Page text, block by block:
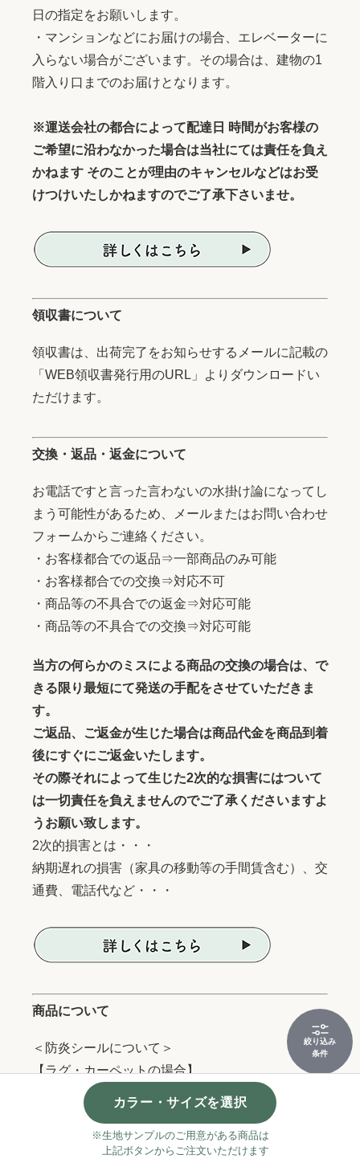
絞り込み
条件
カラー・サイズを選択
※生地サンプルのご用意がある商品は
上記ボタンからご注文いただけます
日の指定をお願いします。
・マンションなどにお届けの場合、エレベーターに
入らない場合がございます。その場合は、建物の1
階入り口までのお届けとなります。
※運送会社の都合によって配達日 時間がお客様の
ご希望に沿わなかった場合は当社にては責任を負え
かねます そのことが理由のキャンセルなどはお受
けつけいたしかねますのでご了承下さいませ。
領収書について
領収書は、出荷完了をお知らせするメールに記載の
「WEB領収書発行用のURL」よりダウンロードい
ただけます。
交換・返品・返金について
お電話ですと言った言わないの水掛け論になってし
まう可能性があるため、メールまたはお問い合わせ
フォームからご連絡ください。
・お客様都合での返品⇒一部商品のみ可能
・お客様都合での交換⇒対応不可
・商品等の不具合での返金⇒対応可能
・商品等の不具合での交換⇒対応可能
当方の何らかのミスによる商品の交換の場合は、で
きる限り最短にて発送の手配をさせていただきま
す。
ご返品、ご返金が生じた場合は商品代金を商品到着
後にすぐにご返金いたします。
その際それによって生じた2次的な損害にはついて
は一切責任を負えませんのでご了承くださいますよ
うお願い致します。
2次的損害とは・・・
納期遅れの損害（家具の移動等の手間賃含む）、交
通費、電話代など・・・
商品について
＜防炎シールについて＞
【ラグ・カーペットの場合】
原則付いておりません。施工業者様へご依頼くださ
※一部ご用意できる商品もございますので、お問い
合わせください。（商品発送後の対応不可）